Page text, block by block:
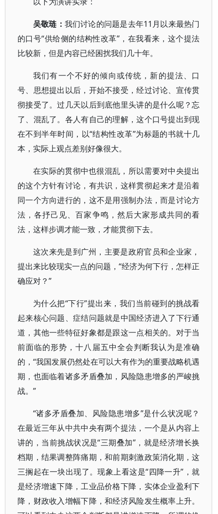
吴敬琏： 我们讨论的问题是去年11月以来最热门
的口号“供给侧的结构性改革”，在我看来，这个提法
比较新，但是内容已经困扰我们几十年。
我们有一个不好的倾向或传统，新的提法、口
号、思想提出以后，开始不接受，经过讨论、宣传贯
彻接受了。过几天以后到底他里头讲的是什么呢？忘
了、混乱了。各人有自己的理解，这个口号提出到现
在不到半年时间，以“结构性改革”为标题的书就十几
本，实际上观点差别好像很大。
在实际的贯彻中也很混乱，所以需要对中央提出
的这个方针有讨论，有共识，这样贯彻起来才是沿着
同一个方向进行的，这不是用强制办法，而是讨论方
法，各抒己见、百家争鸣，然后大家形成共同的看
法，这样步调才能一致，才能贯彻下去。
这次来先是到广州，主要是政府官员和企业家，
提出来比较现实一点的问题，“经济为何下行，怎样正
确应对？”
为什么把“下行”提出来，我们当前碰到的挑战看
起来核心问题、症结问题就是中国经济进入了下行通
道，其他一些特征好象都是跟这一点相关的。对于当
前面临的形势，十八届五中全会判断我认为是准确
的，“我国发展仍然处在可以大有作为的重要战略机遇
期，也面临着诸多矛盾叠加，风险隐患增多的严峻挑
战。”
“诸多矛盾叠加、风险隐患增多”是什么状况呢？
在最近三年从中共中央有两个提法，一个是从内容上
讲的，当前挑战状况是“三期叠加”，就是经济增长换
档期，结果调整阵痛期，和前期刺激政策消化期，这
三搁起在一块出现了。现象上看这是“四降一升”，就
是经济增速下降，工业品价格下降，实体企业盈利下
降，财政收入增幅下降，和经济风险发生概率上升。